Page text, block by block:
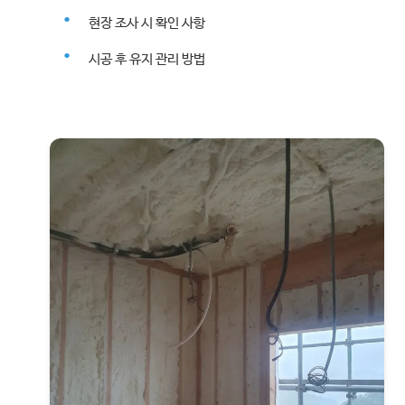
현장 조사 시 확인 사항
시공 후 유지 관리 방법